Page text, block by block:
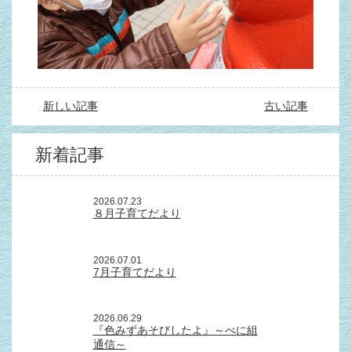
新しい記事 古い記事
新着記事
2026.07.23
８月子育てだより
2026.07.01
7月子育てだより
2026.06.29
『色みずあそびしたよ』～べに組
通信～